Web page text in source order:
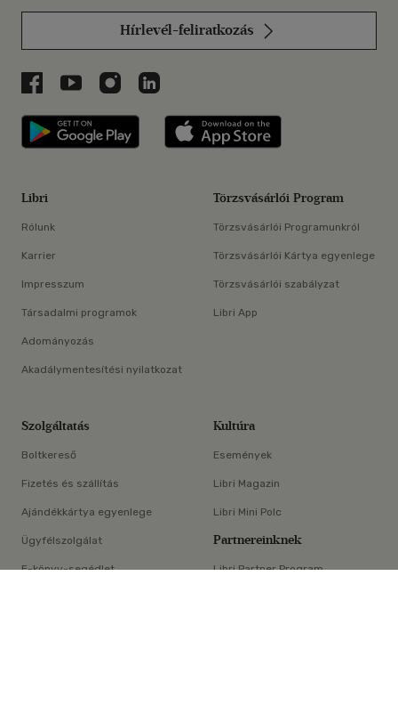
×
Hírlevél-feliratkozás
Libri a Facebookon
Libri a Youtube-on
Libri az Instagramon
Libri a LinkedInen
Libri applikáció Szerezd meg: Google
Libri
Rólunk
Karrier
Impresszum
Társadalmi programok
Adományozás
Akadálymentesítési nyilatkozat
Törzsvásárlói Program
Törzsvásárlói Programunkról
Törzsvásárlói Kártya egyenlege
Törzsvásárlói szabályzat
Libri App
Szolgáltatás
Boltkereső
Fizetés és szállítás
Ajándékkártya egyenlege
Ügyfélszolgálat
E-könyv-segédlet
Kultúra
Események
Libri Magazin
Libri Mini Polc
Partnereinknek
Libri Partner Program